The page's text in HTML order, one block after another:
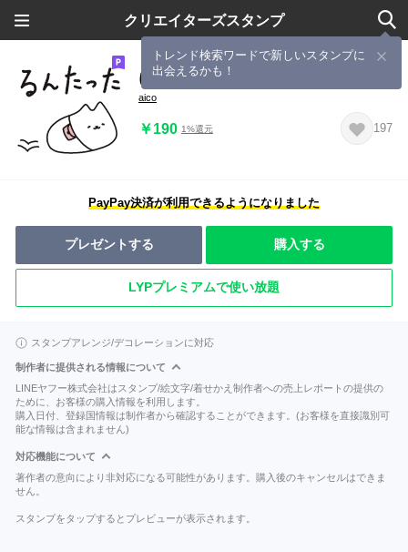
クリエイターズスタンプ
トレンド検索ワードで新しいスタンプに
出会えるかも！
にゃんことみーこ_02
aico
￥190 1%還元 197
PayPay決済が利用できるようになりました
プレゼントする 購入する
LYPプレミアムで使い放題
スタンプアレンジ/デコレーションに対応
制作者に提供される情報について
LINEヤフー株式会社はスタンプ/絵文字/着せかえ制作者への売上レポートの提供の
ために、お客様の購入情報を利用します。
購入日付、登録国情報は制作者から確認することができます。(お客様を直接識別可
能な情報は含まれません)
対応機能について
著作者の意向により非対応になる可能性があります。購入後のキャンセルはできま
せん。
スタンプをタップするとプレビューが表示されます。